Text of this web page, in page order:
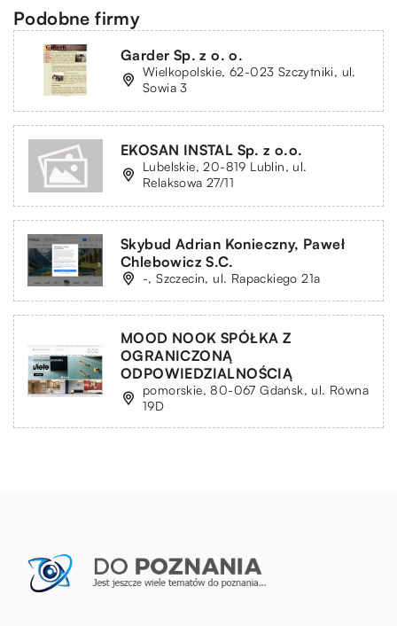
Podobne firmy
Garder Sp. z o. o.
Wielkopolskie, 62-023 Szczytniki, ul.
Sowia 3
EKOSAN INSTAL Sp. z o.o.
Lubelskie, 20-819 Lublin, ul.
Relaksowa 27/11
Skybud Adrian Konieczny, Paweł
Chlebowicz S.C.
-, Szczecin, ul. Rapackiego 21a
MOOD NOOK SPÓŁKA Z
OGRANICZONĄ
ODPOWIEDZIALNOŚCIĄ
pomorskie, 80-067 Gdańsk, ul. Równa
19D